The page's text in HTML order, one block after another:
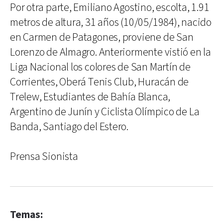
Por otra parte, Emiliano Agostino, escolta, 1.91
metros de altura, 31 años (10/05/1984), nacido
en Carmen de Patagones, proviene de San
Lorenzo de Almagro. Anteriormente vistió en la
Liga Nacional los colores de San Martín de
Corrientes, Oberá Tenis Club, Huracán de
Trelew, Estudiantes de Bahía Blanca,
Argentino de Junín y Ciclista Olímpico de La
Banda, Santiago del Estero.
Prensa Sionista
Temas: